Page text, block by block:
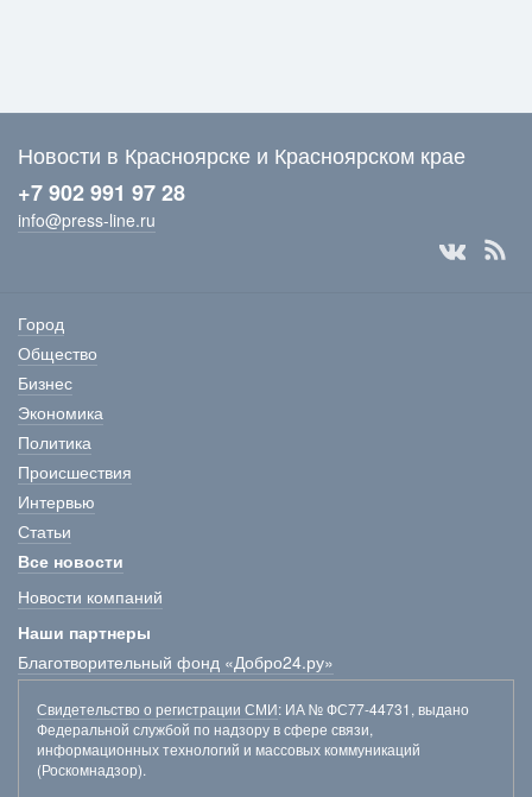
Новости в Красноярске и Красноярском крае
+7 902 991 97 28
info@press-line.ru
Город
Общество
Бизнес
Экономика
Политика
Происшествия
Интервью
Статьи
Все новости
Новости компаний
Наши партнеры
Благотворительный фонд «Добро24.ру»
Свидетельство о регистрации СМИ: ИА № ФС77-44731, выдано
Федеральной службой по надзору в сфере связи,
информационных технологий и массовых коммуникаций
(Роскомнадзор).